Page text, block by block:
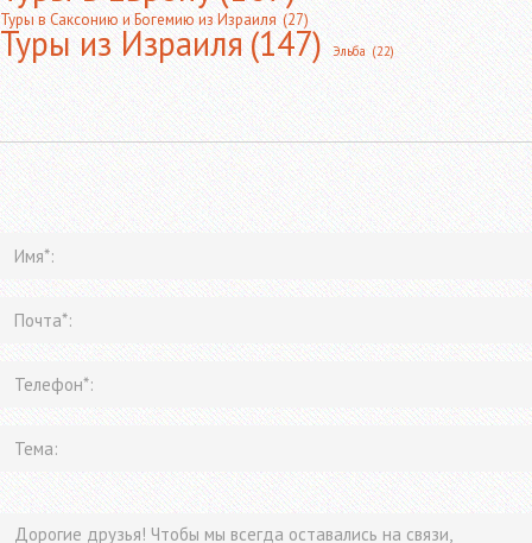
Туры в Саксонию и Богемию из Израиля (27)
Туры из Израиля(147) Эльба (22)